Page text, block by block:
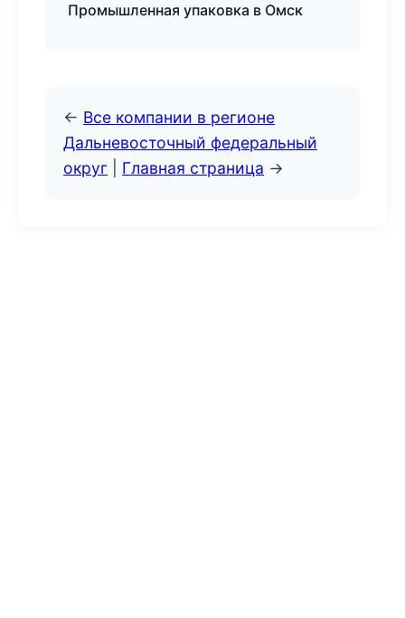
Промышленная упаковка в Омск
← Все компании в регионе
Дальневосточный федеральный
округ
Главная страница →